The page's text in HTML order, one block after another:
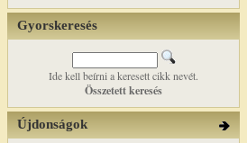
Gyorskeresés
Ide kell beírni a keresett cikk nevét.
Összetett keresés
Újdonságok